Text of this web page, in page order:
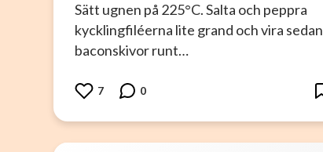
Sätt ugnen på 225°C. Salta och peppra
kycklingfiléerna lite grand och vira sedan
baconskivor runt…
7 0